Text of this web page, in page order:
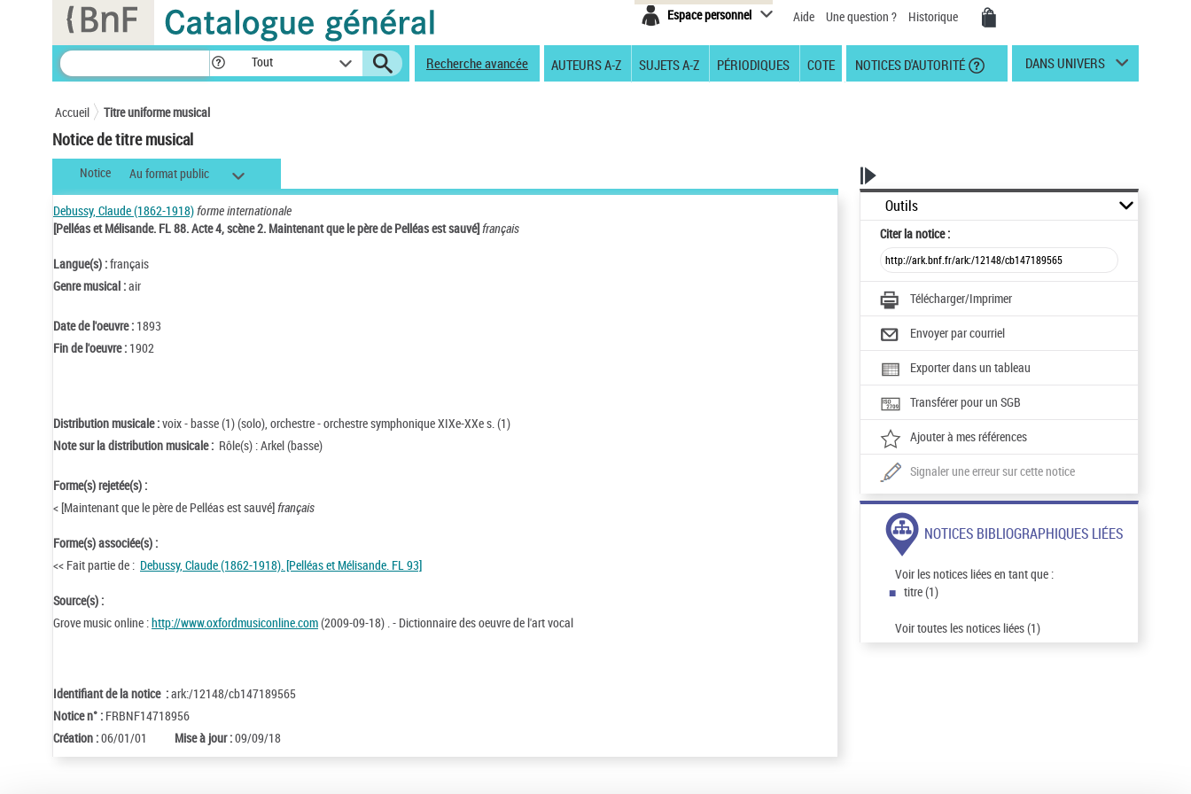
Espace personnel Aide Une question ? Historique
Tout Recherche avancée AUTEURS A-Z SUJETS A-Z PÉRIODIQUES COTE NOTICES D'AUTORITÉ DANS UNIVERS
Accueil Titre uniforme musical
Notice de titre musical
Notice Au format public
Debussy, Claude (1862-1918)forme internationale
[Pelléas et Mélisande. FL 88. Acte 4, scène 2. Maintenant que le père de Pelléas est sauvé]français
Langue(s) :français
Genre musical :air
Date de l'oeuvre : 1893
Fin de l'oeuvre : 1902
Distribution musicale :voix - basse (1) (solo), orchestre - orchestre symphonique XIXe-XXe s. (1)
Note sur la distribution musicale : Rôle(s) : Arkel (basse)
Forme(s) rejetée(s) :
< [Maintenant que le père de Pelléas est sauvé]français
Forme(s) associée(s) :
<< Fait partie de : Debussy, Claude (1862-1918). [Pelléas et Mélisande. FL 93]
Source(s) :
Grove music online :http://www.oxfordmusiconline.com(2009-09-18) . - Dictionnaire des oeuvre de l'art vocal
Identifiant de la notice :ark:/12148/cb147189565
Notice n° : FRBNF14718956
Création :06/01/01 Mise à jour :09/09/18
Outils
Citerla notice :
Télécharger/Imprimer
Envoyer par courriel
Exporter dans un tableau
Transférer pour un SGB
Ajouter à mes références
Signaler une erreur sur cette notice
NOTICES BIBLIOGRAPHIQUES LIÉES
Voir les notices liées en tant que :
titre (1)
Voir toutes les notices liées (1)
Panneau de gestion des cookies